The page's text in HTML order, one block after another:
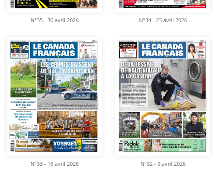
N°35 - 30 avril 2026 N°34 - 23 avril 2026
N°33 - 16 avril 2026 N°32 - 9 avril 2026